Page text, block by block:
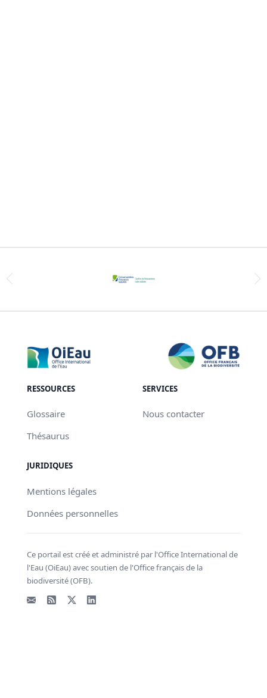
RESSOURCES
Glossaire
Thésaurus
SERVICES
Nous contacter
JURIDIQUES
Mentions légales
Données personnelles
Ce portail est créé et administré par l'Office International de
l'Eau (OiEau) avec soutien de l'Office français de la
biodiversité (OFB).